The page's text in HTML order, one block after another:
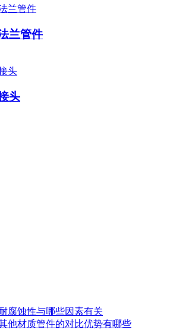
兰管件
头
腐蚀性与哪些因素有关
他材质管件的对比优势有哪些